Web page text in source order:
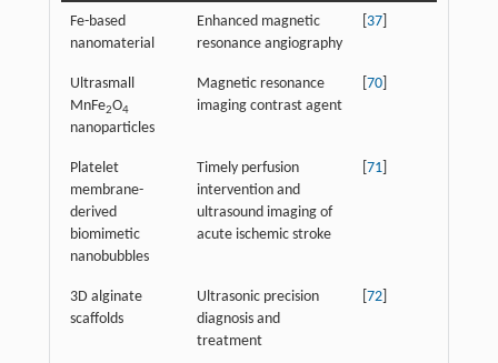
Fe-based
nanomaterial
Enhanced magnetic
resonance angiography
37]
Ultrasmall
MnFe2O4
nanoparticles
Magnetic resonance
imaging contrast agent
70]
Platelet
membrane-
derived
biomimetic
nanobubbles
Timely perfusion
intervention and
ultrasound imaging of
acute ischemic stroke
71]
3D alginate
scaffolds
Ultrasonic precision
diagnosis and
treatment
72]